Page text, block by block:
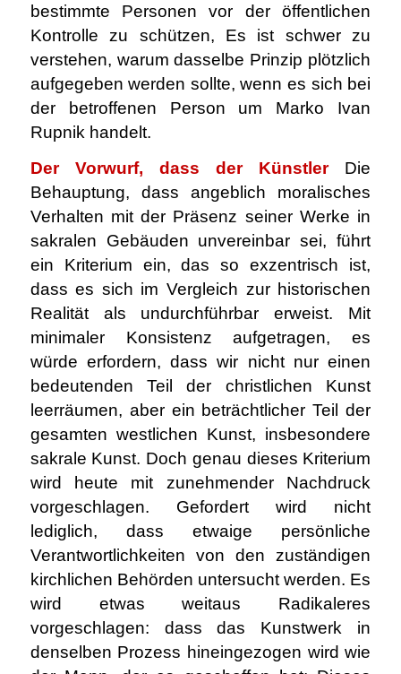
bestimmte Personen vor der öffentlichen
Kontrolle zu schützen, Es ist schwer zu
verstehen, warum dasselbe Prinzip plötzlich
aufgegeben werden sollte, wenn es sich bei
der betroffenen Person um Marko Ivan
Rupnik handelt.
Der Vorwurf, dass der KünstlerDie
Behauptung, dass angeblich moralisches
Verhalten mit der Präsenz seiner Werke in
sakralen Gebäuden unvereinbar sei, führt
ein Kriterium ein, das so exzentrisch ist,
dass es sich im Vergleich zur historischen
Realität als undurchführbar erweist. Mit
minimaler Konsistenz aufgetragen, es
würde erfordern, dass wir nicht nur einen
bedeutenden Teil der christlichen Kunst
leerräumen, aber ein beträchtlicher Teil der
gesamten westlichen Kunst, insbesondere
sakrale Kunst. Doch genau dieses Kriterium
wird heute mit zunehmender Nachdruck
vorgeschlagen. Gefordert wird nicht
lediglich, dass etwaige persönliche
Verantwortlichkeiten von den zuständigen
kirchlichen Behörden untersucht werden. Es
wird etwas weitaus Radikaleres
vorgeschlagen: dass das Kunstwerk in
denselben Prozess hineingezogen wird wie